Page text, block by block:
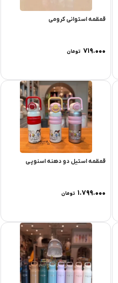
قمقمه استوانی کرومی
۷۱۹.۰۰۰ تومان
قمقمه استیل دو دهنه اسنوپی
۱.۷۹۹.۰۰۰ تومان